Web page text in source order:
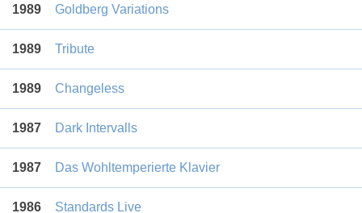
1989 Goldberg Variations
1989 Tribute
1989 Changeless
1987 Dark Intervalls
1987 Das Wohltemperierte Klavier
1986 Standards Live